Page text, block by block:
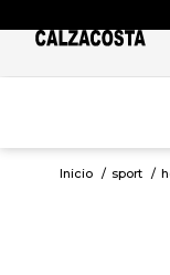
sport